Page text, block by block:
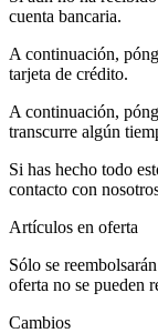
cuenta bancaria.
A continuación,
tarjeta de crédito.
A continuación,
transcurre algún
Si has hecho todo
contacto con
Artículos en oferta
Sólo se
oferta no se pueden
Cambios